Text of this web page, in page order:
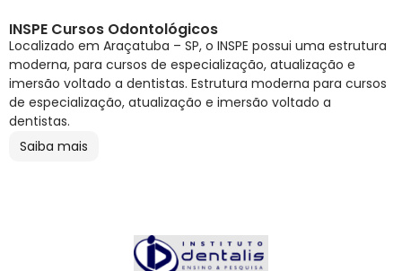
INSPE Cursos Odontológicos
Localizado em Araçatuba – SP, o INSPE possui uma estrutura
moderna, para cursos de especialização, atualização e
imersão voltado a dentistas. Estrutura moderna para cursos
de especialização, atualização e imersão voltado a
dentistas.
Saiba mais